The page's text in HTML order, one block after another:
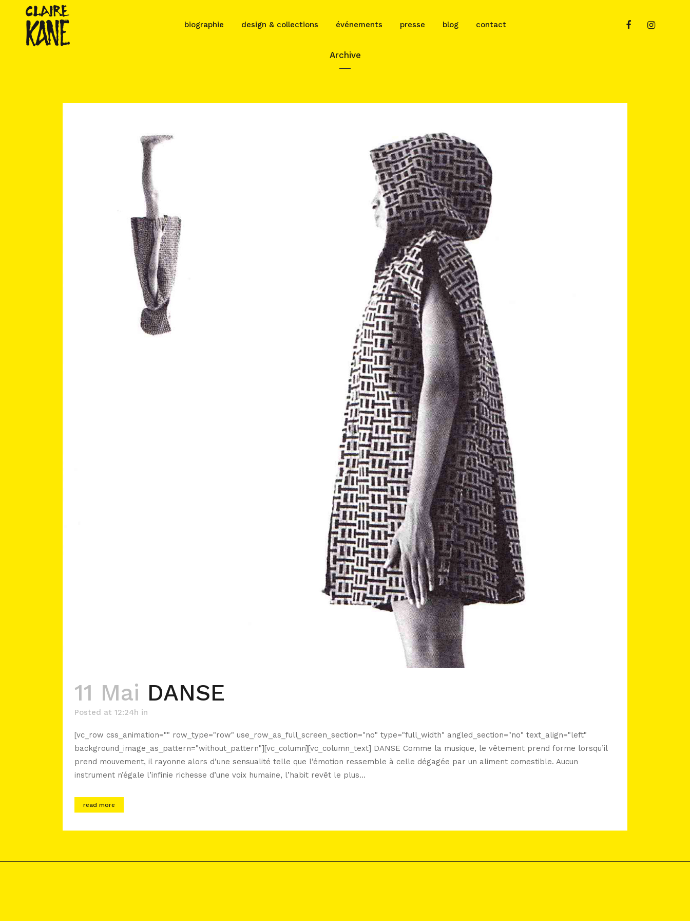
biographie design & collections événements presse blog contact
Archive
11 Mai DANSE
Posted at 12:24h in
[vc_row css_animation="" row_type="row" use_row_as_full_screen_section="no" type="full_width" angled_section="no" text_align="left"
background_image_as_pattern="without_pattern"][vc_column][vc_column_text] DANSE Comme la musique, le vêtement prend forme lorsqu’il
prend mouvement, il rayonne alors d’une sensualité telle que l’émotion ressemble à celle dégagée par un aliment comestible. Aucun
instrument n’égale l’infinie richesse d’une voix humaine, l’habit revêt le plus...
read more